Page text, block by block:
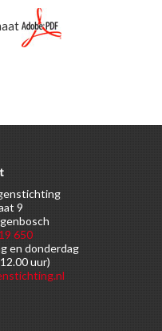
9
650
en donderdag
uur)